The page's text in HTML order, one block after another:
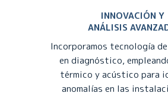
INNOVACIÓN Y
ANÁLISIS
Incorporamos tecnología
en diagnóstico,
térmico y acústico para
anomalías en las